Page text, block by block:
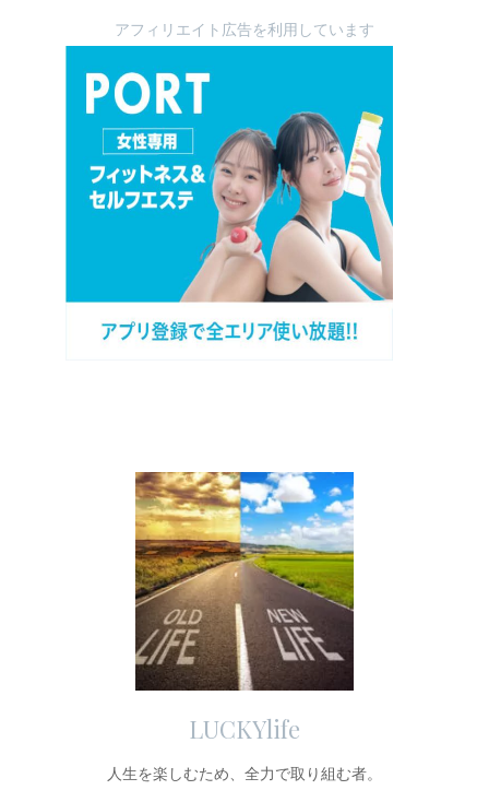
アフィリエイト広告を利用しています
LUCKYlife
人生を楽しむため、全力で取り組む者。